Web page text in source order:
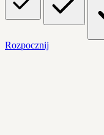
Rozpocznij